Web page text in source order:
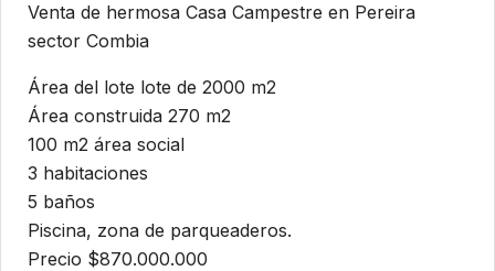
Venta de hermosa Casa Campestre en Pereira
sector Combia
Área del lote lote de 2000 m2
Área construida 270 m2
100 m2 área social
3 habitaciones
5 baños
Piscina, zona de parqueaderos.
Precio $870.000.000